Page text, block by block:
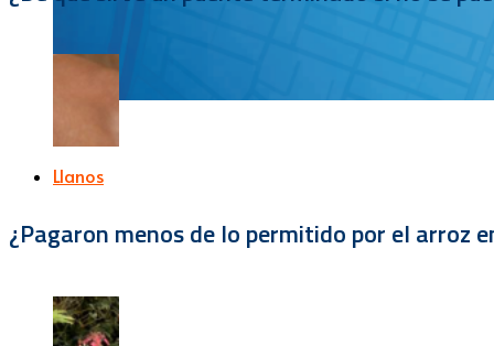
Llanos
¿Pagaron menos de lo permitido por el arroz